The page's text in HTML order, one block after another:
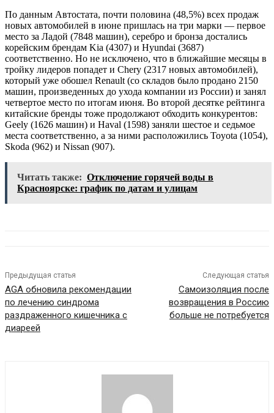
По данным Автостата, почти половина (48,5%) всех продаж
новых автомобилей в июне пришлась на три марки — первое
место за Ладой (7848 машин), серебро и бронза достались
корейским брендам Kia (4307) и Hyundai (3687)
соответственно. Но не исключено, что в ближайшие месяцы в
тройку лидеров попадет и Chery (2317 новых автомобилей),
который уже обошел Renault (со складов было продано 2150
машин, произведенных до ухода компании из России) и занял
четвертое место по итогам июня. Во второй десятке рейтинга
китайские бренды тоже продолжают обходить конкурентов:
Geely (1626 машин) и Haval (1598) заняли шестое и седьмое
места соответственно, а за ними расположились Toyota (1054),
Skoda (962) и Nissan (907).
Читать также: Отключение горячей воды в
Красноярске: график по датам и улицам
Предыдущая статья
AGA обновила рекомендации
по лечению синдрома
раздраженного кишечника с
диареей
Следующая статья
Самоизоляция после
возвращения в Россию
больше не потребуется